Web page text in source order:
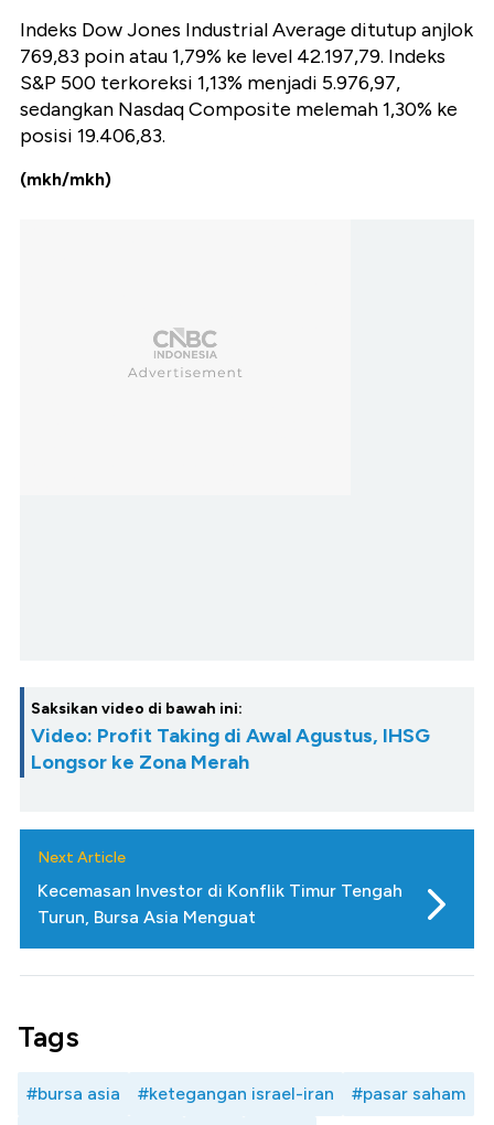
Indeks Dow Jones Industrial Average ditutup anjlok
769,83 poin atau 1,79% ke level 42.197,79. Indeks
S&P 500 terkoreksi 1,13% menjadi 5.976,97,
sedangkan Nasdaq Composite melemah 1,30% ke
posisi 19.406,83.
(mkh/mkh)
Saksikan video di bawah ini:
Video: Profit Taking di Awal Agustus, IHSG
Longsor ke Zona Merah
Next Article
Kecemasan Investor di Konflik Timur Tengah
Turun, Bursa Asia Menguat
Tags
#bursa asia #ketegangan israel-iran #pasar saham